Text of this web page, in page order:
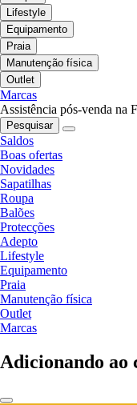
Lifestyle
Equipamento
Praia
Manutenção física
Outlet
Marcas
Assistência pós-venda na
Pesquisar
Saldos
Boas ofertas
Novidades
Sapatilhas
Roupa
Balões
Protecções
Adepto
Lifestyle
Equipamento
Praia
Manutenção física
Outlet
Marcas
Adicionando ao